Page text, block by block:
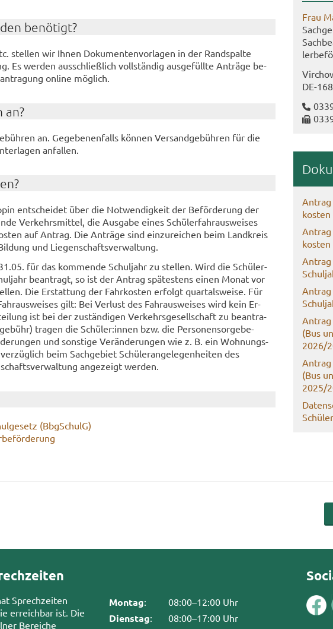
be­nö­tigt?
stel­len wir Ihnen Do­ku­men­ten­vor­la­gen in der Rand­spal­te
Es wer­den aus­schließ­lich voll­stän­dig aus­ge­füll­te An­trä­ge be­
on­line mög­lich.
an?
an. Ge­ge­be­nen­falls kön­nen Ver­sand­ge­büh­ren für die
an­fal­len.
ent­schei­det über die Not­wen­dig­keit der Be­för­de­rung der
Ver­kehrs­mit­tel, die Aus­ga­be eines Schü­ler­fahr­aus­wei­ses
auf An­trag. Die An­trä­ge sind ein­zu­rei­chen beim Land­kreis
und Lie­gen­schafts­ver­wal­tung.
für das kom­men­de Schul­jahr zu stel­len. Wird die Schü­ler­
be­an­tragt, so ist der An­trag spä­tes­tens einen Monat vor
Die Er­stat­tung der Fahr­kos­ten er­folgt quar­tals­wei­se. Für
gilt: Bei Ver­lust des Fahr­aus­wei­ses wird kein Er­
ist bei der zu­stän­di­gen Ver­kehrs­ge­sell­schaft zu be­an­tra­
tra­gen die Schü­ler:innen bzw. die Per­so­nen­sor­ge­be­
und sons­ti­ge Ver­än­de­run­gen wie z. B. ein Wohnungs-​
beim Sach­ge­biet Schü­ler­an­ge­le­gen­hei­ten des
an­ge­zeigt wer­den.
(Bb­g­SchulG)
Frau
DE-​
An­trag
An­trag
An­trag
(Bus
2026/
An­trag
(Bus
2025/
Sprechzeiten
erreichbar ist. Die
Bereiche
Montag: 08:00–12:00 Uhr
Dienstag: 08:00–17:00 Uhr